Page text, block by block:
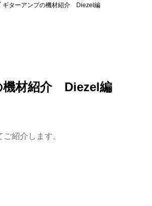
ギターアンプの機材紹介 Diezel編
機材紹介 Diezel編
紹介します。